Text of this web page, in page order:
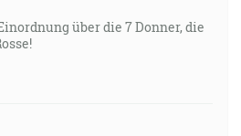
über die 7 Donner, die